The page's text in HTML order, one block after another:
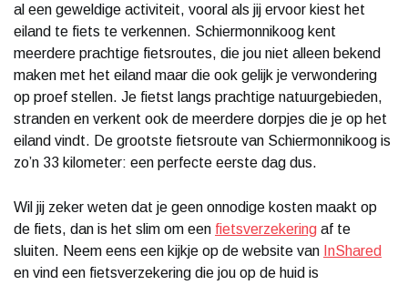
al een geweldige activiteit, vooral als jij ervoor kiest het
eiland te fiets te verkennen. Schiermonnikoog kent
meerdere prachtige fietsroutes, die jou niet alleen bekend
maken met het eiland maar die ook gelijk je verwondering
op proef stellen. Je fietst langs prachtige natuurgebieden,
stranden en verkent ook de meerdere dorpjes die je op het
eiland vindt. De grootste fietsroute van Schiermonnikoog is
zo’n 33 kilometer: een perfecte eerste dag dus.
Wil jij zeker weten dat je geen onnodige kosten maakt op
de fiets, dan is het slim om een fietsverzekering af te
sluiten. Neem eens een kijkje op de website van InShared
en vind een fietsverzekering die jou op de huid is